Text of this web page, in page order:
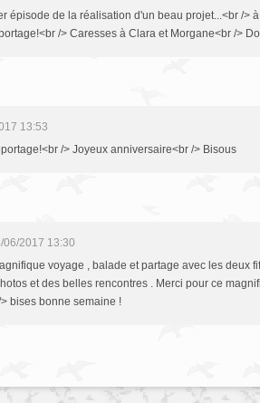
épisode de la réalisation d'un beau projet...<br />
/> Caresses à Clara et Morgane<br />
13:53
/> Joyeux anniversaire<br /> Bisous
06/2017 13:30
voyage , balade et partage avec les deux
et des belles rencontres . Merci pour ce
bises bonne semaine !